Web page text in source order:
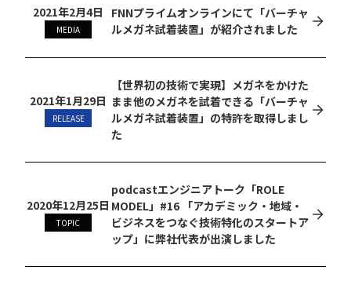
2021年2月4日
MEDIA
FNNプライムオンラインにて「バーチャ
ルメガネ試着装置」が紹介されました
2021年1月29日
RELEASE
【世界初の技術で実現】メガネをかけた
まま他のメガネを試着できる「バーチャ
ルメガネ試着装置」の特許を取得しまし
た
2020年12月25日
TOPIC
podcastエンジニアトーク「ROLE
MODEL」#16 「アカデミック・地域・
ビジネスをつなぐ技術特化のスタートア
ップ」に弊社代表が出演しました